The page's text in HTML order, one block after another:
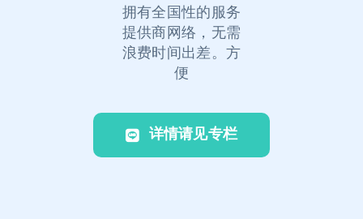
拥有全国性的服务
提供商网络，无需
浪费时间出差。方
便
详情请见专栏